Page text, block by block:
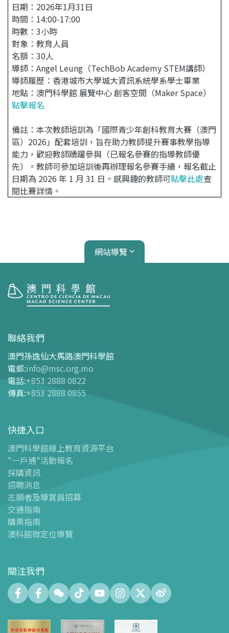
日期：2026年1月31日
時間：14:00-17:00
時數：3小時
對象：教育人員
名額：30人
導師：Angel Leung（TechBob Academy STEM講師）
導師履歷：香港城市大學城大資訊系統學系學士畢業
地點：澳門科學館 展覽中心 創客空間（Maker Space）
點擊報名
備註：本次教師培訓為「國際青少年創科教育大賽（澳門
區）2026」配套培訓，旨在助力教師提升賽事教學指導
能力，歡迎教師踴躍參與（已報名參賽的指導教師優
先）。教師可參加培訓後再辦理報名參賽手續，報名截止
日期為 2026 年 1 月 31 日。感興趣的教師可點擊此處查
閱比賽詳情。
網站導覽
開放時間
交通指南
購票指南
- 網上購票
- 門票及優惠表
導覽圖
- 導覽圖
- 澳科館微定位導覽
場館設施
- 科學館兒童世界
- 展覽中心
- 天文館
- 會議中心
數字化製造實驗室 (FABLAB)
創客空間 (Maker Space)
- 智學園地
聯絡我們
澳門孫逸仙大馬路澳門科學館
電郵:info@msc.org.mo
電話:+853 2888 0822
傳真:+853 2888 0855
快捷入口
澳門科學館線上教育資源平台
"一戶通"活動報名
採購資訊
招聘消息
志願者及導賞員招募
交通指南
購票指南
澳科館微定位導覽
關注我們